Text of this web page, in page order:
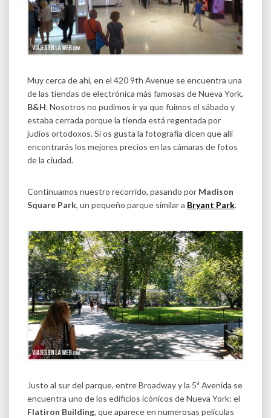
Muy cerca de ahí, en el 420 9th Avenue se encuentra una
de las tiendas de electrónica más famosas de Nueva York,
B&H. Nosotros no pudimos ir ya que fuimos el sábado y
estaba cerrada porque la tienda está regentada por
judíos ortodoxos. Si os gusta la fotografía dicen que allí
encontrarás los mejores precios en las cámaras de fotos
de la ciudad.
Continuamos nuestro recorrido, pasando por Madison
Square Park, un pequeño parque similar a Bryant Park.
Justo al sur del parque, entre Broadway y la 5ª Avenida se
encuentra uno de los edificios icónicos de Nueva York: el
Flatiron Building, que aparece en numerosas películas